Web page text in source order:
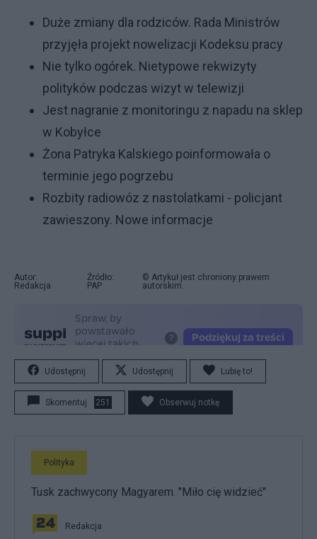
Duże zmiany dla rodziców. Rada Ministrów
przyjęła projekt nowelizacji Kodeksu pracy
Nie tylko ogórek. Nietypowe rekwizyty
polityków podczas wizyt w telewizji
Jest nagranie z monitoringu z napadu na sklep
w Kobyłce
Żona Patryka Kalskiego poinformowała o
terminie jego pogrzebu
Rozbity radiowóz z nastolatkami - policjant
zawieszony. Nowe informacje
Autor:
Redakcja
Źródło:
PAP
© Artykuł jest chroniony prawem
autorskim.
Udostępnij Udostępnij Lubię to!
Skomentuj 251 Obserwuj notkę
Polityka
Tusk zachwycony Magyarem. "Miło cię widzieć"
Redakcja